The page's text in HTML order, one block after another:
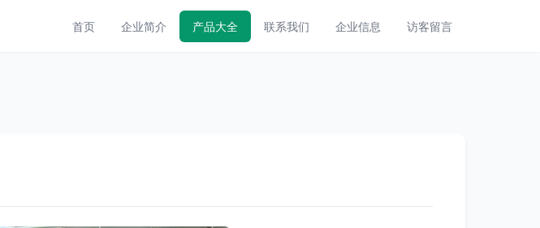
首页 企业简介 产品大全 联系我们 企业信息 访客留言